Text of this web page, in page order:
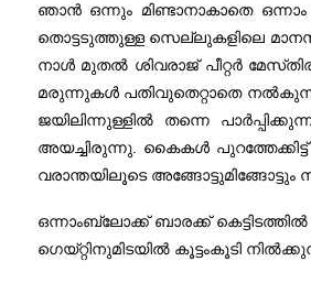
ഞാന്‍ ഒന്നും മിണ്ടാനാകാതെ
തൊട്ടടുത്തുള്ള സെല്ലുകളിലെ
നാള്‍ മുതല്‍ ശിവരാജ്‌ പീറ്റര്‍
മരുന്നുകള്‍ പതിവുതെറ്റാതെ
ജയിലിന്നുള്ളില്‍ തന്നെ
അയച്ചിരുന്നു. കൈകള്‍
വരാന്തയിലൂടെ
ഒന്നാംബ്ലോക്ക്‌ ബാരക്ക്‌
ഗെയ്‌റ്റിനുമിടയില്‍ കൂട്ടംകൂടി